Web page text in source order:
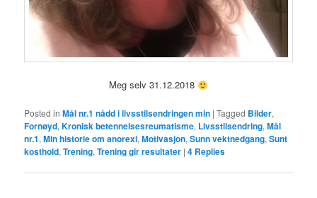
Meg selv 31.12.2018
Posted in Mål nr.1 nådd i livsstilsendringen min |Tagged Bilder,
Fornøyd,Kronisk betennelsesreumatisme, Livsstilsendring,Mål
nr.1,Min historie om anorexi,Motivasjon,Sunn vektnedgang,Sunt
kosthold,Trening,Trening gir resultater |4 Replies